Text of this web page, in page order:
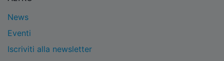
News
Eventi
Iscriviti alla newsletter